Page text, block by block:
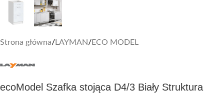
Strona główna/LAYMAN/ECO MODEL
ecoModel Szafka stojąca D4/3 Biały Struktura